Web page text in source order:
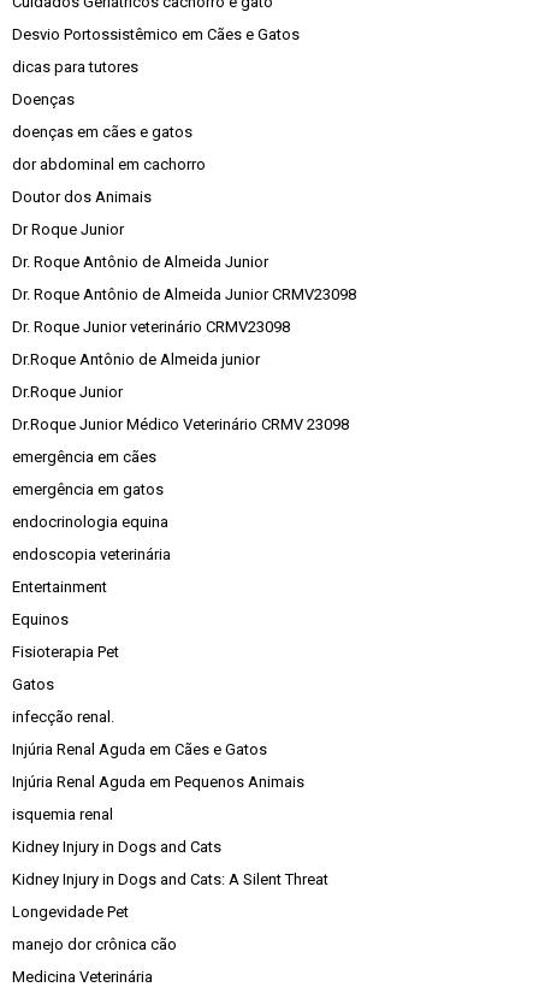
Desvio Portossistêmico em Cães e Gatos
dicas para tutores
Doenças
doenças em cães e gatos
dor abdominal em cachorro
Doutor dos Animais
Dr Roque Junior
Dr. Roque Antônio de Almeida Junior
Dr. Roque Antônio de Almeida Junior CRMV23098
Dr. Roque Junior veterinário CRMV23098
Dr.Roque Antônio de Almeida junior
Dr.Roque Junior
Dr.Roque Junior Médico Veterinário CRMV 23098
emergência em cães
emergência em gatos
endocrinologia equina
endoscopia veterinária
Entertainment
Equinos
Fisioterapia Pet
Gatos
infecção renal.
Injúria Renal Aguda em Cães e Gatos
Injúria Renal Aguda em Pequenos Animais
isquemia renal
Kidney Injury in Dogs and Cats
Kidney Injury in Dogs and Cats: A Silent Threat
Longevidade Pet
manejo dor crônica cão
Medicina Veterinária